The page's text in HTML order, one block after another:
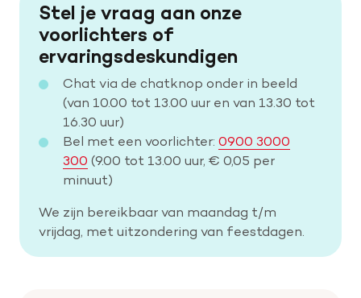
Stel je vraag aan onze
voorlichters of
ervaringsdeskundigen
Chat via de chatknop onder in beeld
(van 10.00 tot 13.00 uur en van 13.30 tot
16.30 uur)
Bel met een voorlichter: 0900 3000
300 (9.00 tot 13.00 uur, € 0,05 per
minuut)
We zijn bereikbaar van maandag t/m
vrijdag, met uitzondering van feestdagen.